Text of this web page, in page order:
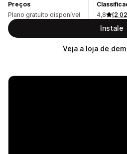
Preços
Plano gratuito disponível
4,8
(2
Instale
Veja a loja de